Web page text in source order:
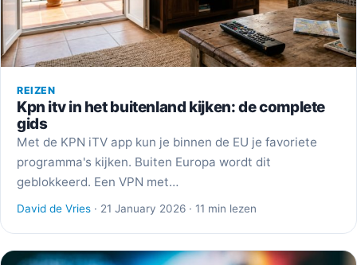
REIZEN
Kpn itv in het buitenland kijken: de complete
gids
Met de KPN iTV app kun je binnen de EU je favoriete
programma's kijken. Buiten Europa wordt dit
geblokkeerd. Een VPN met…
David de Vries · 21 January 2026 · 11 min lezen